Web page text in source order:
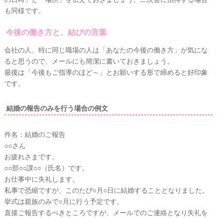
も同様です。
今後の働き方と、結びの言葉
会社の人、特に同じ職場の人は「あなたの今後の働き方」が気にな
ると思うので、メールにも簡潔に書いておきましょう。
最後は「今後もご指導のほど～」とお願いする形で締めると好印象
です。
結婚の報告のみを行う場合の例文
件名：結婚のご報告
○○さん
お疲れさまです。
○○部○○課○○（氏名）です。
お仕事中に失礼します。
私事で恐縮ですが、このたび○月○日に結婚することとなりました。
挙式は親族のみで○月に行う予定です。
直接ご報告するべきところですが、メールでのご連絡となり失礼を
結
婚
の
段